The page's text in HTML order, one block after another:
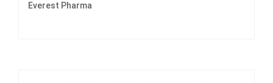
Everest Pharma